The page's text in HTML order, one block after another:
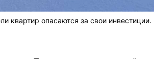
квартир опасаются за свои инвестиции.